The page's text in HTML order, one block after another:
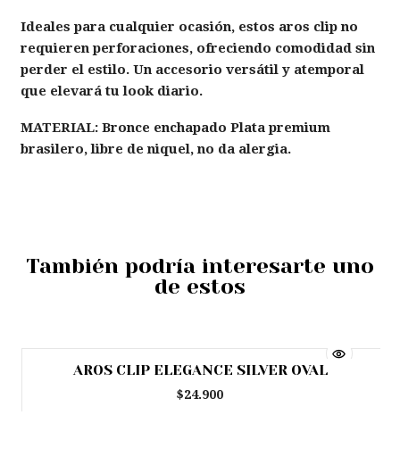
Ideales para cualquier ocasión, estos aros clip no
requieren perforaciones, ofreciendo comodidad sin
perder el estilo. Un accesorio versátil y atemporal
que elevará tu look diario.
MATERIAL: Bronce enchapado Plata premium
brasilero, libre de niquel, no da alergia.
También podría interesarte uno
de estos
Agotado
AROS CLIP ELEGANCE SILVER OVAL
$24.900